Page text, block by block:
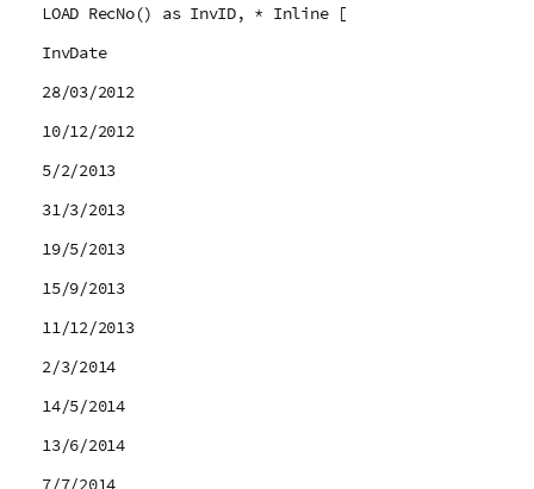
LOAD RecNo() as InvID, * Inline [
InvDate
28/03/2012
10/12/2012
5/2/2013
31/3/2013
19/5/2013
15/9/2013
11/12/2013
2/3/2014
14/5/2014
13/6/2014
7/7/2014